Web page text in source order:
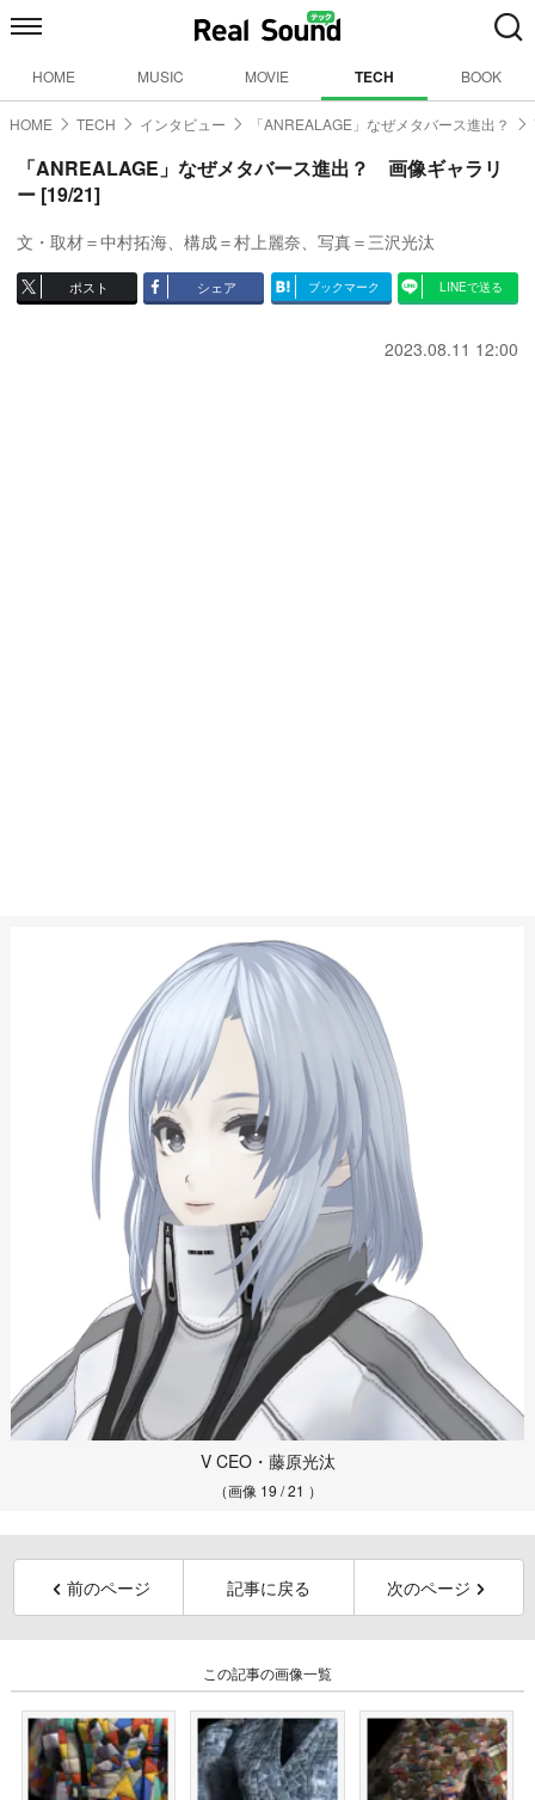
HOME MUSIC MOVIE TECH BOOK
HOME TECH インタビュー 「ANREALAGE」なぜメタバース進出？
「ANREALAGE」なぜメタバース進出？ 画像ギャラリ
ー [19/21]
文・取材＝中村拓海、構成＝村上麗奈、写真＝三沢光汰
ポスト シェア ブックマーク LINEで送る
2023.08.11 12:00
V CEO・藤原光汰
（画像 19 / 21 ）
前のページ 記事に戻る 次のページ
この記事の画像一覧